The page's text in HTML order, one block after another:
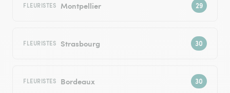
FLEURISTES Montpellier
FLEURISTES Strasbourg
FLEURISTES Bordeaux